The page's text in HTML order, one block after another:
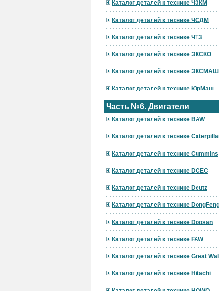
Каталог деталей к технике ЧЗКМ
Каталог деталей к технике ЧСДМ
Каталог деталей к технике ЧТЗ
Каталог деталей к технике ЭКСКО
Каталог деталей к технике ЭКСМАШ
Каталог деталей к технике ЮрМаш
Часть №6. Двигатели
Каталог деталей к технике BAW
Каталог деталей к технике
Каталог деталей к технике Cummins
Каталог деталей к технике DCEC
Каталог деталей к технике Deutz
Каталог деталей к технике DongFeng
Каталог деталей к технике Doosan
Каталог деталей к технике FAW
Каталог деталей к технике Great
Каталог деталей к технике Hitachi